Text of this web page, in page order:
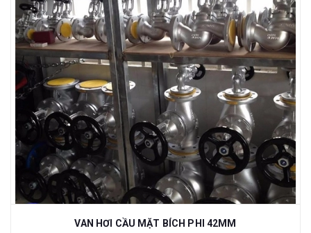
VAN HƠI CẦU MẶT BÍCH PHI 42MM